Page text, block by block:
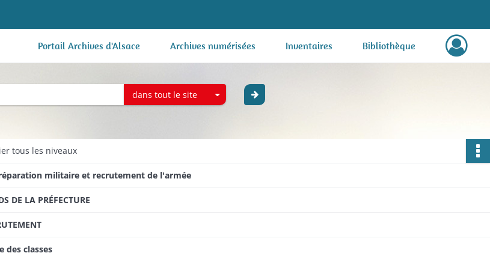
Portail Archives d'Alsace Archives numérisées Inventaires Bibliothèque
dans tout le site
tous les niveaux
militaire et recrutement de l'armée
DE LA PRÉFECTURE
des classes